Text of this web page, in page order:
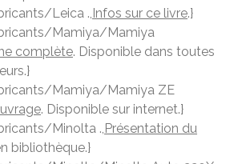
Leica ., Infos sur ce livre.}
Mamiya/Mamiya
complète. Disponible dans toutes
Mamiya/Mamiya ZE
. Disponible sur internet.}
Minolta ., Présentation du
bibliothèque.}